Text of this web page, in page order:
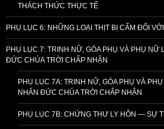
THÁCH THỨC THỰC TẾ
PHỤ LỤC 6: NHỮNG LOẠI THỊT BỊ CẤM ĐỐI
PHỤ LỤC 7: TRINH NỮ, GÓA PHỤ VÀ PHỤ NỮ
ĐỨC CHÚA TRỜI CHẤP NHẬN
PHỤ LỤC 7A: TRINH NỮ, GÓA PHỤ VÀ
NHÂN ĐỨC CHÚA TRỜI CHẤP NHẬN
PHỤ LỤC 7B: CHỨNG THƯ LY HÔN — SỰ